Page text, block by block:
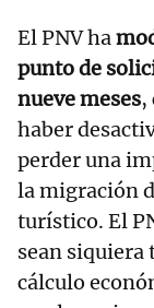
El PNV ha
punto de
nueve meses,
haber
perder una
la migración
turístico. El
sean siquiera
cálculo